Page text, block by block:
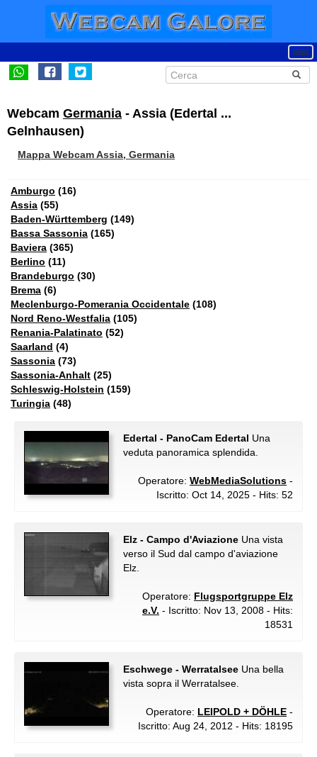
Webcam Germania - Assia (Edertal ...
Gelnhausen)
Mappa Webcam Assia, Germania
Amburgo (16)
Assia (55)
Baden-Württemberg (149)
Bassa Sassonia (165)
Baviera (365)
Berlino (11)
Brandeburgo (30)
Brema (6)
Meclenburgo-Pomerania Occidentale (108)
Nord Reno-Westfalia (105)
Renania-Palatinato (52)
Saarland (4)
Sassonia (73)
Sassonia-Anhalt (25)
Schleswig-Holstein (159)
Turingia (48)
Edertal - PanoCam Edertal Una
veduta panoramica splendida.
Operatore: WebMediaSolutions -
Iscritto: Oct 14, 2025 - Hits: 52
Elz - Campo d'Aviazione Una vista
verso il Sud dal campo d'aviazione
Elz.
Operatore: Flugsportgruppe Elz
e.V. - Iscritto: Nov 13, 2008 - Hits:
18531
Eschwege - Werratalsee Una bella
vista sopra il Werratalsee.
Operatore: LEIPOLD + DÖHLE -
Iscritto: Aug 24, 2012 - Hits: 18195